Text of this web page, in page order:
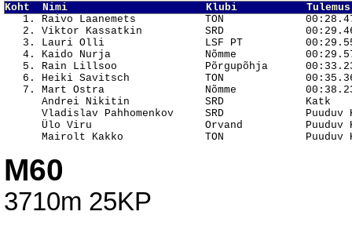
Koht  Nimi                      Klubi
1. Raivo Laanemets           TON
2. Viktor Kassatkin          SRD
3. Lauri Olli                LSF PT
4. Kaido Nurja               Nõmme
5. Rain Lillsoo              Põrgupõhja
6. Heiki Savitsch            TON
7. Mart Ostra                Nõmme
Andrei Nikitin            SRD
Vladislav Pahhomenkov     SRD             Puuduv
Ülo Viru                  Orvand          Puuduv
M60
3710m 25KP